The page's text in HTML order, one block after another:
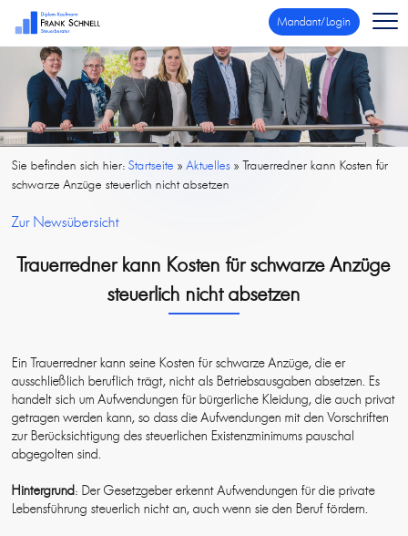
Mandant/Login
Sie befinden sich hier:Startseite »Aktuelles »Trauerredner kann Kosten für
schwarze Anzüge steuerlich nicht absetzen
Zur Newsübersicht
Trauerredner kann Kosten für schwarze Anzüge
steuerlich nicht absetzen
Ein Trauerredner kann seine Kosten für schwarze Anzüge, die er
ausschließlich beruflich trägt, nicht als Betriebsausgaben absetzen. Es
handelt sich um Aufwendungen für bürgerliche Kleidung, die auch privat
getragen werden kann, so dass die Aufwendungen mit den Vorschriften
zur Berücksichtigung des steuerlichen Existenzminimums pauschal
abgegolten sind.
Hintergrund: Der Gesetzgeber erkennt Aufwendungen für die private
Lebensführung steuerlich nicht an, auch wenn sie den Beruf fördern.